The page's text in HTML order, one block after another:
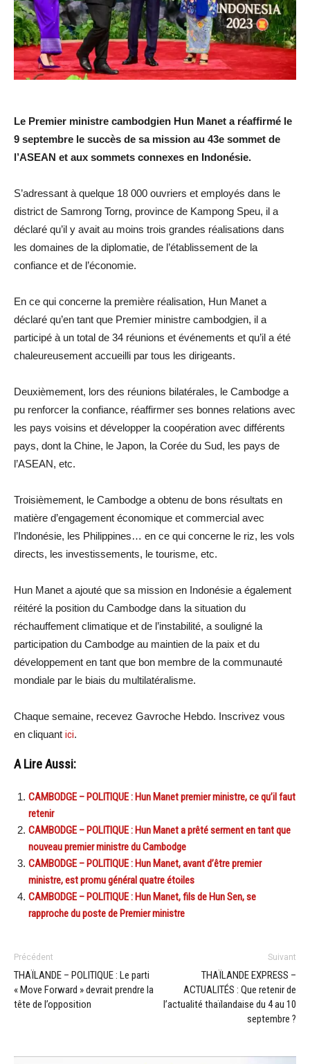
Le Premier ministre cambodgien Hun Manet a réaffirmé le
9 septembre le succès de sa mission au 43e sommet de
l’ASEAN et aux sommets connexes en Indonésie.
S’adressant à quelque 18 000 ouvriers et employés dans le
district de Samrong Torng, province de Kampong Speu, il a
déclaré qu’il y avait au moins trois grandes réalisations dans
les domaines de la diplomatie, de l’établissement de la
confiance et de l’économie.
En ce qui concerne la première réalisation, Hun Manet a
déclaré qu’en tant que Premier ministre cambodgien, il a
participé à un total de 34 réunions et événements et qu’il a été
chaleureusement accueilli par tous les dirigeants.
Deuxièmement, lors des réunions bilatérales, le Cambodge a
pu renforcer la confiance, réaffirmer ses bonnes relations avec
les pays voisins et développer la coopération avec différents
pays, dont la Chine, le Japon, la Corée du Sud, les pays de
l’ASEAN, etc.
Troisièmement, le Cambodge a obtenu de bons résultats en
matière d’engagement économique et commercial avec
l’Indonésie, les Philippines… en ce qui concerne le riz, les vols
directs, les investissements, le tourisme, etc.
Hun Manet a ajouté que sa mission en Indonésie a également
réitéré la position du Cambodge dans la situation du
réchauffement climatique et de l’instabilité, a souligné la
participation du Cambodge au maintien de la paix et du
développement en tant que bon membre de la communauté
mondiale par le biais du multilatéralisme.
Chaque semaine, recevez Gavroche Hebdo. Inscrivez vous
en cliquant ici.
A Lire Aussi:
CAMBODGE – POLITIQUE : Hun Manet premier ministre, ce qu’il faut
retenir
CAMBODGE – POLITIQUE : Hun Manet a prêté serment en tant que
nouveau premier ministre du Cambodge
CAMBODGE – POLITIQUE : Hun Manet, avant d’être premier
ministre, est promu général quatre étoiles
CAMBODGE – POLITIQUE : Hun Manet, fils de Hun Sen, se
rapproche du poste de Premier ministre
Précédent
THAÏLANDE – POLITIQUE : Le parti
« Move Forward » devrait prendre la
tête de l’opposition
Suivant
THAÏLANDE EXPRESS –
ACTUALITÉS : Que retenir de
l’actualité thaïlandaise du 4 au 10
septembre ?